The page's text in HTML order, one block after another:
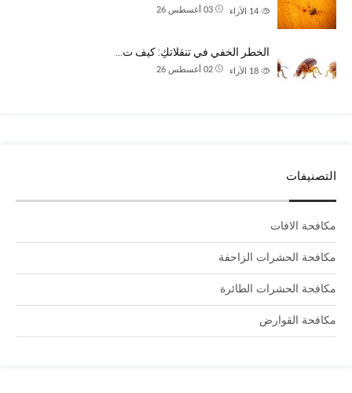
03 أغسطس 26 الآراء
الخطر الخفي في تنقلاتكِ: كيف ت…
02 أغسطس 26 الآراء
التصنيفات
مكافحة الافات
مكافحة الحشرات الزاحفة
مكافحة الحشرات الطائرة
مكافحة القوارض